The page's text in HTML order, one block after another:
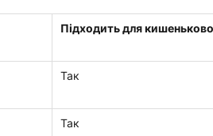
Підходить для
Так
Так